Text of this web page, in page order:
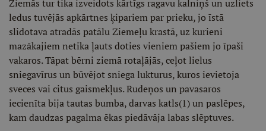
Ziemās tur tika izveidots kārtīgs ragavu kalniņš un uzliets
ledus tuvējās apkārtnes ķipariem par prieku, jo īstā
slidotava atradās patālu Ziemeļu krastā, uz kurieni
mazākajiem netika ļauts doties vieniem pašiem jo īpaši
vakaros. Tāpat bērni ziemā rotaļājās, ceļot lielus
sniegavīrus un būvējot sniega lukturus, kuros ievietoja
sveces vai citus gaismekļus. Rudeņos un pavasaros
iecienīta bija tautas bumba, darvas katls(1) un paslēpes,
kam daudzas pagalma ēkas piedāvāja labas slēptuves.